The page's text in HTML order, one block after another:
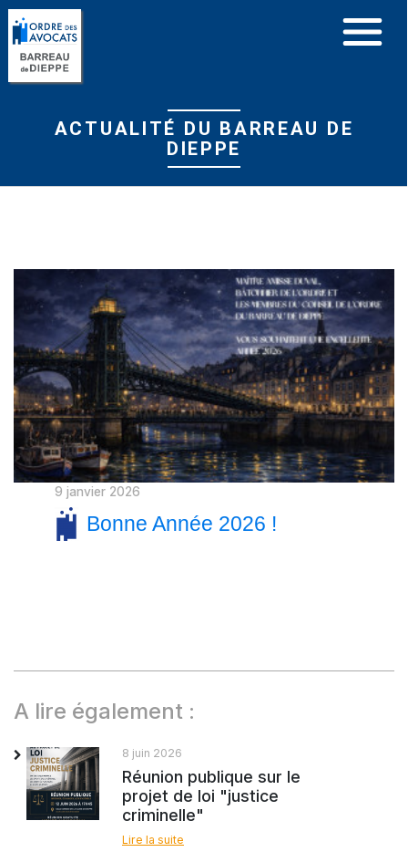
ACTUALITÉ DU BARREAU DE
DIEPPE
9 janvier 2026
Bonne Année 2026 !
A lire également :
8 juin 2026
Réunion publique sur le
projet de loi "justice
criminelle"
Lire la suite
Panneau de gestion des cookies